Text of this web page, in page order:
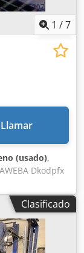
1 /7
Llamar
(usado),
Dkodpfx
- Diámetro
de la
1600 mm
Clasificado